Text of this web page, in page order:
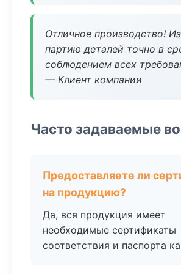
Отличное производство!
партию деталей точно в
соблюдением всех
— Клиент компании
Часто задаваемые
Предоставляете ли
на продукцию?
Да, вся продукция имеет
необходимые сертификаты
соответствия и паспорта